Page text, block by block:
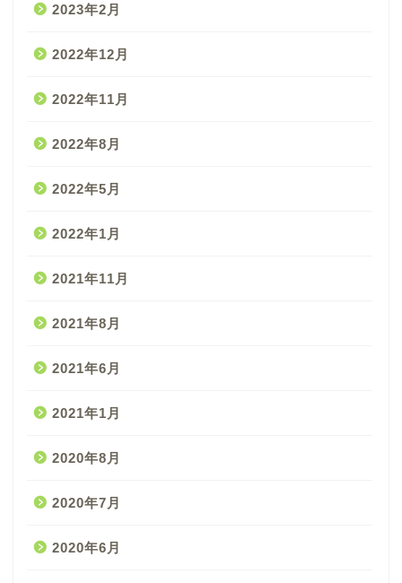
2023年2月
2022年12月
2022年11月
2022年8月
2022年5月
2022年1月
2021年11月
2021年8月
2021年6月
2021年1月
2020年8月
2020年7月
2020年6月